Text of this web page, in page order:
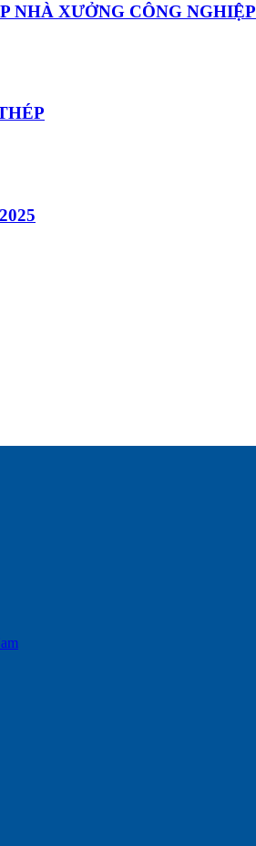
NHÀ XƯỞNG CÔNG NGHIỆP